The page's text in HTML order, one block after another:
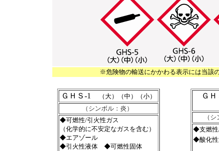
※危険物の輸送にかかわる表示には当該
ＧＨＳ-1
（大）（中）（小）
（シンボル：炎）
◆可燃性/引火性ガス
（化学的に不安定なガスを含む）
◆エアゾール
◆引火性液体 ◆可燃性固体
Ｇ
（
◆支燃性
◆酸化性